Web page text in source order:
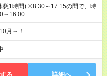
1時間) ※8:30～17:15の間で、時
～16:00
月～！